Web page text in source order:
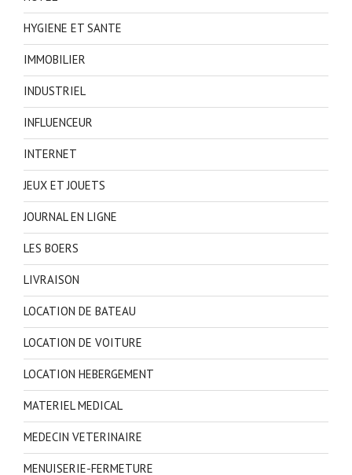
HYGIENE ET SANTE
IMMOBILIER
INDUSTRIEL
INFLUENCEUR
INTERNET
JEUX ET JOUETS
JOURNAL EN LIGNE
LES BOERS
LIVRAISON
LOCATION DE BATEAU
LOCATION DE VOITURE
LOCATION HEBERGEMENT
MATERIEL MEDICAL
MEDECIN VETERINAIRE
MENUISERIE-FERMETURE